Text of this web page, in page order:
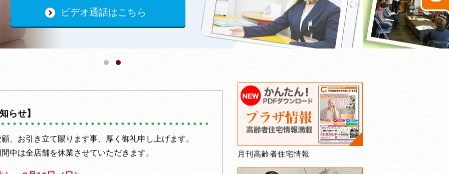
ビデオ通話はこちら
らせ】
、お引き立て賜ります事、厚く御礼申し上げます。
中は全店舗を休業させていただきます。
月刊高齢者住宅情報